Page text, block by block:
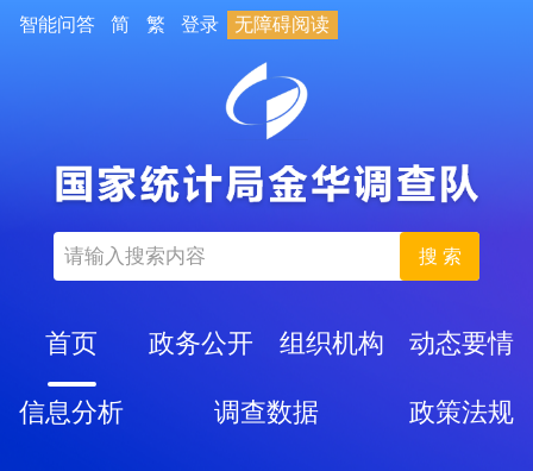
智能问答 简 繁 登录 无障碍阅读
搜 索
首页 政务公开 组织机构 动态要情
信息分析 调查数据 政策法规